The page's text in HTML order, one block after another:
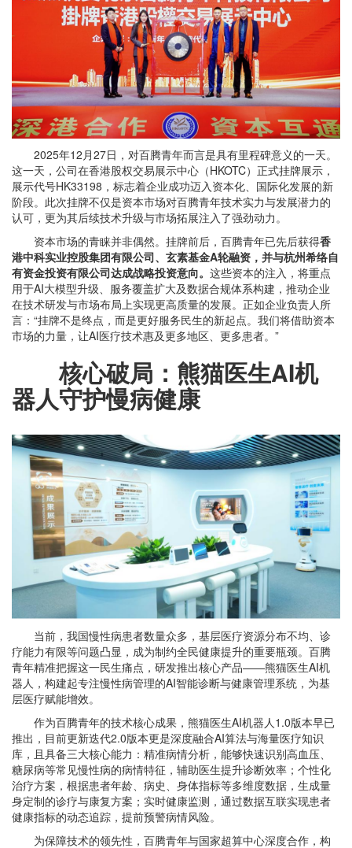
2025年12月27日，对百腾青年而言是具有里程碑意义的一天。
这一天，公司在香港股权交易展示中心（HKOTC）正式挂牌展示，
展示代号HK33198，标志着企业成功迈入资本化、国际化发展的新
阶段。此次挂牌不仅是资本市场对百腾青年技术实力与发展潜力的
认可，更为其后续技术升级与市场拓展注入了强劲动力。
资本市场的青睐并非偶然。挂牌前后，百腾青年已先后获得香
港中科实业控股集团有限公司、玄素基金A轮融资，并与杭州希络自
有资金投资有限公司达成战略投资意向。 这些资本的注入，将重点
用于AI大模型升级、服务覆盖扩大及数据合规体系构建，推动企业
在技术研发与市场布局上实现更高质量的发展。正如企业负责人所
言：“挂牌不是终点，而是更好服务民生的新起点。我们将借助资本
市场的力量，让AI医疗技术惠及更多地区、更多患者。”
核心破局：熊猫医生AI机
器人守护慢病健康
当前，我国慢性病患者数量众多，基层医疗资源分布不均、诊
疗能力有限等问题凸显，成为制约全民健康提升的重要瓶颈。百腾
青年精准把握这一民生痛点，研发推出核心产品——熊猫医生AI机
器人，构建起专注慢性病管理的AI智能诊断与健康管理系统，为基
层医疗赋能增效。
作为百腾青年的技术核心成果，熊猫医生AI机器人1.0版本早已
推出，目前更新迭代2.0版本更是深度融合AI算法与海量医疗知识
库，且具备三大核心能力：精准病情分析，能够快速识别高血压、
糖尿病等常见慢性病的病情特征，辅助医生提升诊断效率；个性化
治疗方案，根据患者年龄、病史、身体指标等多维度数据，生成量
身定制的诊疗与康复方案；实时健康监测，通过数据互联实现患者
健康指标的动态追踪，提前预警病情风险。
为保障技术的领先性，百腾青年与国家超算中心深度合作，构